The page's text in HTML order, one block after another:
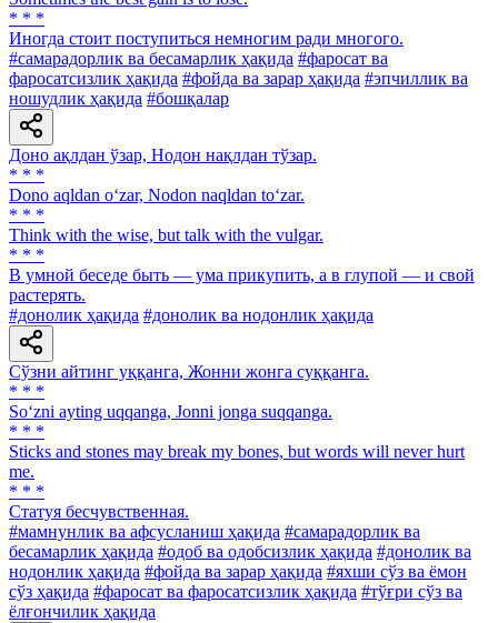
* * *
Иногда стоит поступиться немногим ради многого.
#самарадорлик ва бесамарлик ҳақида #фаросат ва
фаросатсизлик ҳақида #фойда ва зарар ҳақида #эпчиллик ва
ношудлик ҳақида #бошқалар
Доно ақлдан ўзар, Нодон нақлдан тўзар.
* * *
Dono aqldan o‘zar, Nodon naqldan to‘zar.
* * *
Think with the wise, but talk with the vulgar.
* * *
В умной беседе быть — ума прикупить, а в глупой — и свой
растерять.
#донолик ҳақида #донолик ва нодонлик ҳақида
Сўзни айтинг уққанга, Жонни жонга суққанга.
* * *
So‘zni ayting uqqanga, Jonni jonga suqqanga.
* * *
Sticks and stones may break my bones, but words will never hurt
me.
* * *
Статуя бесчувственная.
#мамнунлик ва афсусланиш ҳақида #самарадорлик ва
бесамарлик ҳақида #одоб ва одобсизлик ҳақида #донолик ва
нодонлик ҳақида #фойда ва зарар ҳақида #яхши сўз ва ёмон
сўз ҳақида #фаросат ва фаросатсизлик ҳақида #тўғри сўз ва
ёлғончилик ҳақида